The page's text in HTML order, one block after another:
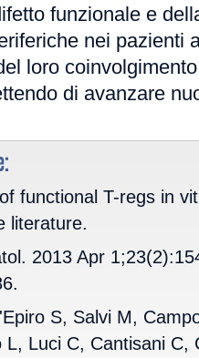
funzionale e
nei pazienti
loro
di avanzare
functional T-regs in
literature.
2013 Apr
S, Salvi M,
Luci C, Cantisani C,